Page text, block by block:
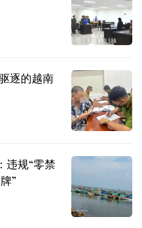
逐的越南
违规“零禁
”